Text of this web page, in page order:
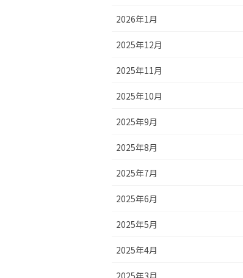
2026年1月
2025年12月
2025年11月
2025年10月
2025年9月
2025年8月
2025年7月
2025年6月
2025年5月
2025年4月
2025年3月